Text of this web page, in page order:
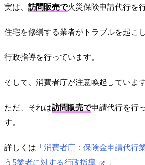
実は、 訪問販売で火災保険申請代行を
住宅を修繕する業者がトラブルを起こし
行政指導を行っています。
そして、消費者庁が注意喚起しています
ただ、それは訪問販売で申請代行を行
す。
詳しくは「消費者庁：保険金申請代行
う5業者に対する行政指導
」